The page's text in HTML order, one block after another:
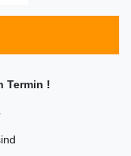
Termin !